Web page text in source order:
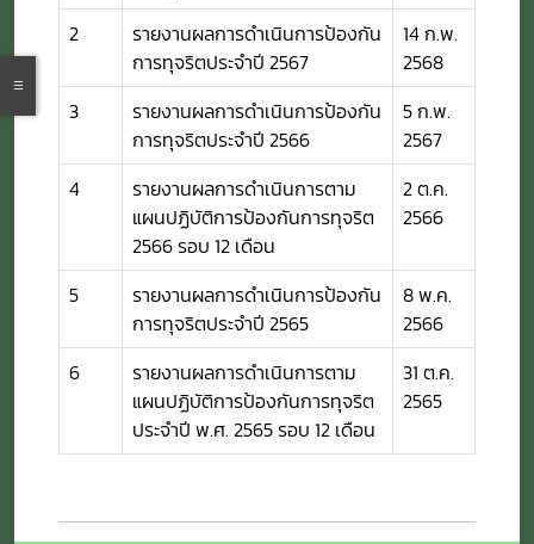
2
รายงานผลการดำเนินการป้องกัน
การทุจริตประจำปี 2567
14 ก.พ.
2568
3
รายงานผลการดำเนินการป้องกัน
การทุจริตประจำปี 2566
5 ก.พ.
2567
4
รายงานผลการดำเนินการตาม
แผนปฏิบัติการป้องกันการทุจริต
2566 รอบ 12 เดือน
2 ต.ค.
2566
5
รายงานผลการดำเนินการป้องกัน
การทุจริตประจำปี 2565
8 พ.ค.
2566
6
รายงานผลการดำเนินการตาม
แผนปฏิบัติการป้องกันการทุจริต
ประจำปี พ.ศ. 2565 รอบ 12 เดือน
31 ต.ค.
2565